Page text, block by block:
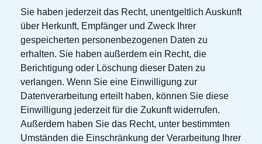
Sie haben jederzeit das Recht, unentgeltlich Auskunft
über Herkunft, Empfänger und Zweck Ihrer
gespeicherten personenbezogenen Daten zu
erhalten. Sie haben außerdem ein Recht, die
Berichtigung oder Löschung dieser Daten zu
verlangen. Wenn Sie eine Einwilligung zur
Datenverarbeitung erteilt haben, können Sie diese
Einwilligung jederzeit für die Zukunft widerrufen.
Außerdem haben Sie das Recht, unter bestimmten
Umständen die Einschränkung der Verarbeitung Ihrer